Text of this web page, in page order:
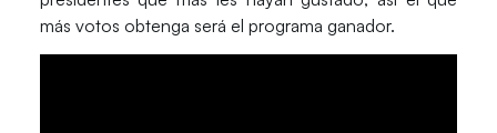
más votos obtenga será el programa ganador.